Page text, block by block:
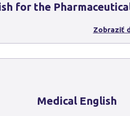
for the
Zobraziť
Medical English